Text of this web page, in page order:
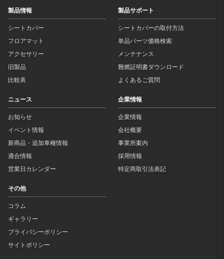
製品情報
シートカバー
フロアマット
アクセサリー
旧製品
比較表
製品サポート
シートカバーの取付方法
単品パーツ価格検索
メンテナンス
難燃証明書ダウンロード
よくあるご質問
ニュース
お知らせ
イベント情報
新商品・追加車種情報
適合情報
営業日カレンダー
企業情報
企業情報
会社概要
事業所案内
採用情報
特定商取引法表記
その他
コラム
ギャラリー
プライバシーポリシー
サイトポリシー